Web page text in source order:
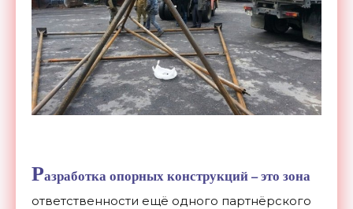
Разработка опорных конструкций – это зона
ответственности ещё одного партнёрского